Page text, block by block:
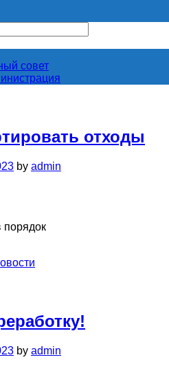
совет
отходы
by admin
порядок
by admin